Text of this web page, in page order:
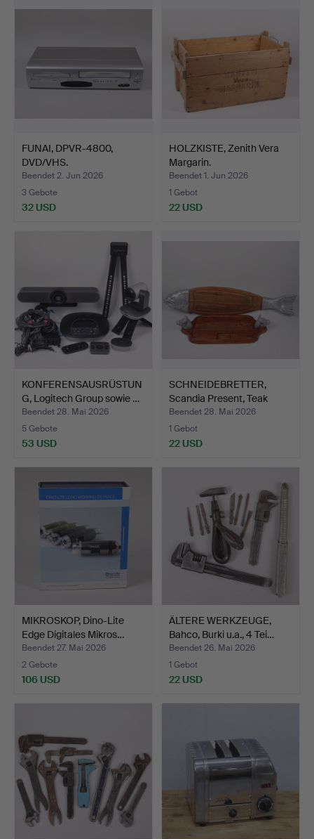
FUNAI, DPVR-4800,
DVD/VHS.
Beendet 2. Jun 2026
3 Gebote
32 USD
HOLZKISTE, Zenith Vera
Margarin.
Beendet 1. Jun 2026
1 Gebot
22 USD
KONFERENSAUSRÜSTUN
G, Logitech Group sowie …
Beendet 28. Mai 2026
5 Gebote
53 USD
SCHNEIDEBRETTER,
Scandia Present, Teak
und…
Beendet 28. Mai 2026
1 Gebot
22 USD
MIKROSKOP, Dino-Lite
Edge Digitales Mikros…
Beendet 27. Mai 2026
2 Gebote
106 USD
ÄLTERE WERKZEUGE,
Bahco, Burki u.a., 4 Tei…
Beendet 26. Mai 2026
1 Gebot
22 USD